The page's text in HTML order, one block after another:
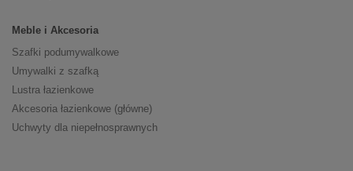
Meble i Akcesoria
Szafki podumywalkowe
Umywalki z szafką
Lustra łazienkowe
Akcesoria łazienkowe (główne)
Uchwyty dla niepełnosprawnych